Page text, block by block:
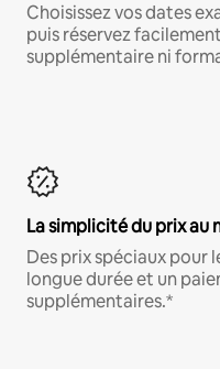
Choisissez vos dates
puis réservez
supplémentaire ni
La simplicité du prix au
Des prix spéciaux pour
longue durée et un
supplémentaires.*